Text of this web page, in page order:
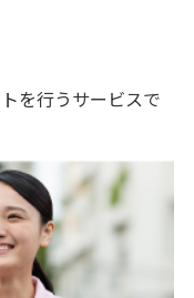
を行うサービスで